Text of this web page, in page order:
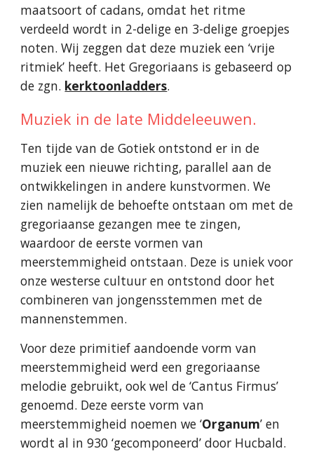
maatsoort of cadans, omdat het ritme
verdeeld wordt in 2-delige en 3-delige groepjes
noten. Wij zeggen dat deze muziek een ‘vrije
ritmiek’ heeft. Het Gregoriaans is gebaseerd op
de zgn. kerktoonladders.
Muziek in de late Middeleeuwen.
Ten tijde van de Gotiek ontstond er in de
muziek een nieuwe richting, parallel aan de
ontwikkelingen in andere kunstvormen. We
zien namelijk de behoefte ontstaan om met de
gregoriaanse gezangen mee te zingen,
waardoor de eerste vormen van
meerstemmigheid ontstaan. Deze is uniek voor
onze westerse cultuur en ontstond door het
combineren van jongensstemmen met de
mannenstemmen.
Voor deze primitief aandoende vorm van
meerstemmigheid werd een gregoriaanse
melodie gebruikt, ook wel de ‘Cantus Firmus’
genoemd. Deze eerste vorm van
meerstemmigheid noemen we ‘Organum’ en
wordt al in 930 ‘gecomponeerd’ door Hucbald.